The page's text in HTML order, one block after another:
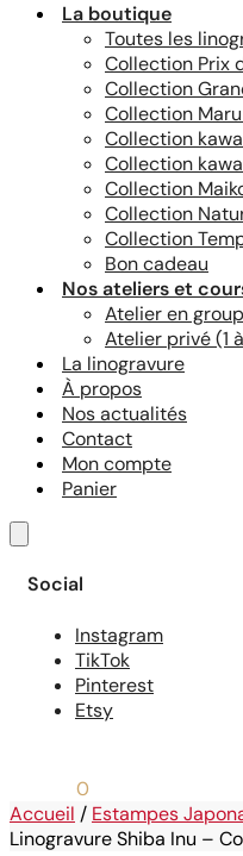
La boutique
Toutes les
Collection Prix
Collection
Collection Maru
Collection
Collection
Collection
Collection
Collection
Bon cadeau
Nos ateliers et
Atelier en
Atelier privé (1
La linogravure
À propos
Nos actualités
Contact
Mon compte
Panier
Social
Instagram
TikTok
Pinterest
Etsy
0
Accueil / Estampes
Linogravure Shiba Inu –